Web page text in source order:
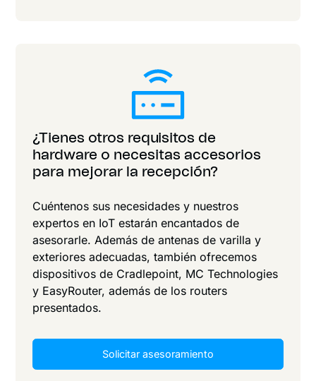
¿Tienes otros requisitos de
hardware o necesitas accesorios
para mejorar la recepción?
Cuéntenos sus necesidades y nuestros
expertos en IoT estarán encantados de
asesorarle. Además de antenas de varilla y
exteriores adecuadas, también ofrecemos
dispositivos de Cradlepoint, MC Technologies
y EasyRouter, además de los routers
presentados.
Solicitar asesoramiento